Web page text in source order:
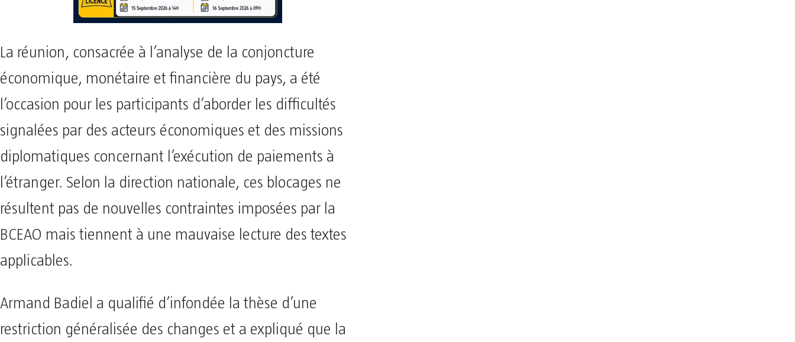
La réunion, consacrée à l’analyse de la conjoncture
économique, monétaire et financière du pays, a été
l’occasion pour les participants d’aborder les difficultés
signalées par des acteurs économiques et des missions
diplomatiques concernant l’exécution de paiements à
l’étranger. Selon la direction nationale, ces blocages ne
résultent pas de nouvelles contraintes imposées par la
BCEAO mais tiennent à une mauvaise lecture des textes
applicables.
Armand Badiel a qualifié d’infondée la thèse d’une
restriction généralisée des changes et a expliqué que la